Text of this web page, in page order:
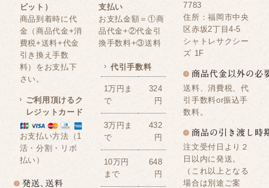
ビット）
商品到着時に代
金（商品代金+消
費税+送料+代金
引き換え手数
料）をお支払下
さい。
ご利用頂けるク
レジットカード
お支払い方法（1
活・分割・リボ
払い）
支払い
お支払金額＝①商
品代金+②代金引
換手数料+③送料
代引手数料
1万円ま
で
324
円
3万円ま
で
432
円
10万円
まで
648
円
7783
住所：福岡市中央
区赤坂2丁目4-5
シャトレサクシー
ズ 1F
送料、消費税、代
引手数料or振込手
数料。
注文受付日より２
日以内に発送。
（これ以上となる
場合は別途ご案